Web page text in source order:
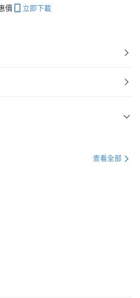
價
立即下載
綁卡、不需儲值。
認證，即可結帳。
，再付款。
查看全部